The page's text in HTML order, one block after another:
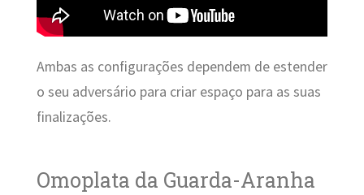
Ambas as configurações dependem de estender
o seu adversário para criar espaço para as suas
finalizações.
Omoplata da Guarda-Aranha